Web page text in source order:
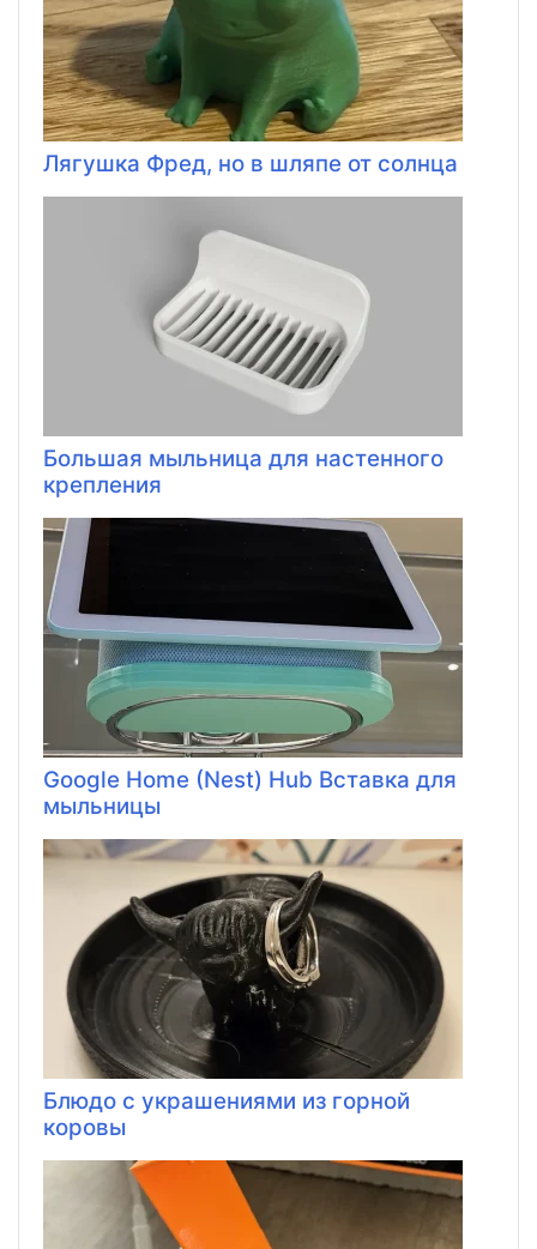
Лягушка Фред, но в шляпе от солнца
Большая мыльница для настенного
крепления
Google Home (Nest) Hub Вставка для
мыльницы
Блюдо с украшениями из горной
коровы